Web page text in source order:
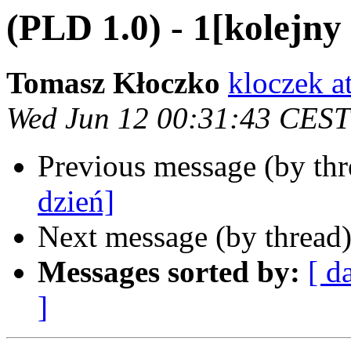
(PLD 1.0) - 1[kolejny
Tomasz Kłoczko kloczek
Wed Jun 12 00:31:43
Previous message (by
dzień]
Next message (by
Messages sorted by: [
]